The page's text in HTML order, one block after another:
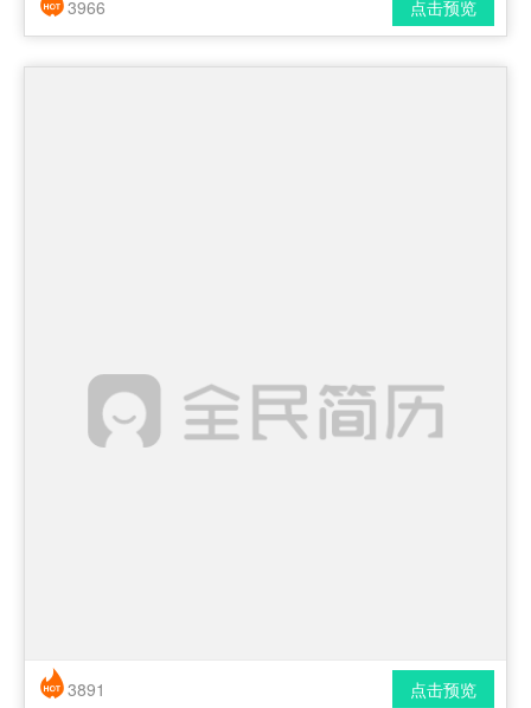
简历风格： 时尚 / 简洁 / 应届生
点击预览
3966
简历风格： 简洁 / 时尚 / 应届生
点击预览
3891